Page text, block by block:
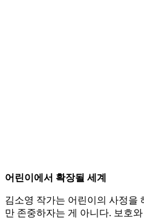
어린이에서 확장될 세계
김소영 작가는 어린이의 사정을
만 존중하자는 게 아니다. 보호